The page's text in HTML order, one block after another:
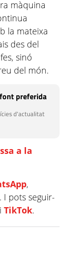
màquina
la mateixa
des del
sinó
del món.
preferida
d'actualitat
a la
,
. I pots seguir-
i TikTok.